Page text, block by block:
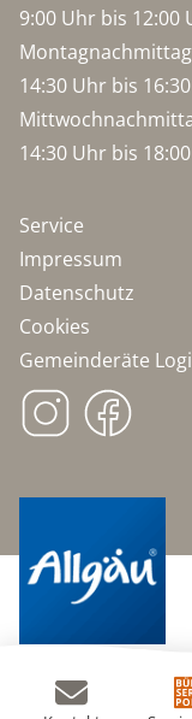
9:00 Uhr bis 12:00
Montagnachmittag
14:30 Uhr bis
14:30 Uhr bis
Service
Impressum
Datenschutz
Cookies
Gemeinderäte